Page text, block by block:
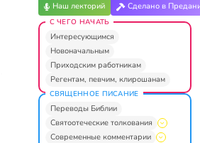
Наш лекторий Сделано в
С ЧЕГО НАЧАТЬ
Интересующимся
Новоначальным
Приходским работникам
Регентам, певчим, клирошанам
СВЯЩЕННОЕ ПИСАНИЕ
Переводы Библии
Святоотеческие толкования
Современные комментарии